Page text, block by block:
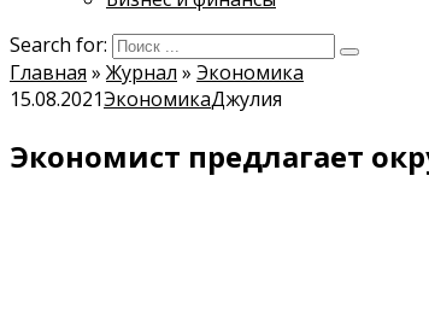
Search for:
Главная » Журнал » Экономика
15.08.2021ЭкономикаДжулия
Экономист предлагает